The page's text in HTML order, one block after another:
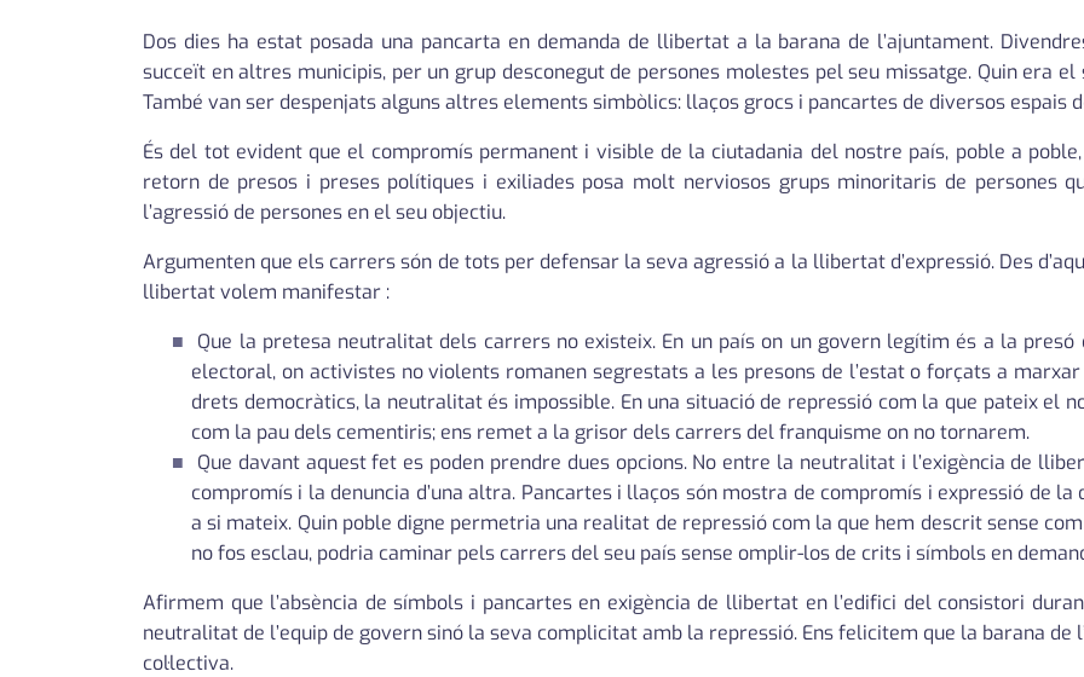
Dos dies ha estat posada una pancarta en demanda de llibertat a la barana de l’ajuntament.
succeït en altres municipis, per un grup desconegut de persones molestes pel seu missatge. Quin era el
També van ser despenjats alguns altres elements simbòlics: llaços grocs i pancartes de diversos espais
És del tot evident que el compromís permanent i visible de la ciutadania del nostre país, poble a
retorn de presos i preses polítiques i exiliades posa molt nerviosos grups minoritaris de persones
l’agressió de persones en el seu objectiu.
Argumenten que els carrers són de tots per defensar la seva agressió a la llibertat d’expressió. Des
llibertat volem manifestar :
Que la pretesa neutralitat dels carrers no existeix. En un país on un govern legítim és a la
electoral, on activistes no violents romanen segrestats a les presons de l’estat o forçats a
drets democràtics, la neutralitat és impossible. En una situació de repressió com la que pateix el
com la pau dels cementiris; ens remet a la grisor dels carrers del franquisme on no tornarem.
Que davant aquest fet es poden prendre dues opcions. No entre la neutralitat i l’exigència de
compromís i la denuncia d’una altra. Pancartes i llaços són mostra de compromís i expressió de la
a si mateix. Quin poble digne permetria una realitat de repressió com la que hem descrit sense
no fos esclau, podria caminar pels carrers del seu país sense omplir-los de crits i símbols en
Afirmem que l’absència de símbols i pancartes en exigència de llibertat en l’edifici del consistori
neutralitat de l’equip de govern sinó la seva complicitat amb la repressió. Ens felicitem que la barana de
col·lectiva.